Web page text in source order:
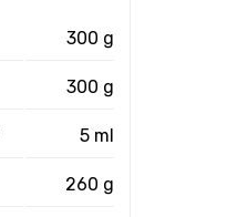
300 g
300 g
5 ml
260 g